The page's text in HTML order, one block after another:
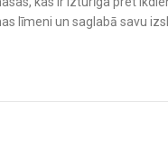
līmeni un saglabā savu